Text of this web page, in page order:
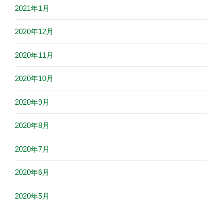
2021年1月
2020年12月
2020年11月
2020年10月
2020年9月
2020年8月
2020年7月
2020年6月
2020年5月